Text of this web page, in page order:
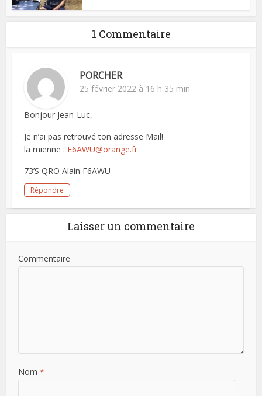
1 Commentaire
PORCHER
25 février 2022 à 16 h 35 min
Bonjour Jean-Luc,
Je n’ai pas retrouvé ton adresse Mail!
la mienne : F6AWU@orange.fr
73’S QRO Alain F6AWU
Répondre
Laisser un commentaire
Commentaire
Nom *